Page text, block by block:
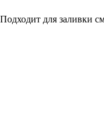
для заливки